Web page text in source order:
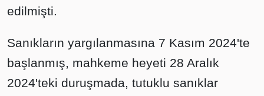
edilmişti.
Sanıkların yargılanmasına 7 Kasım 2024'te
başlanmış, mahkeme heyeti 28 Aralık
2024'teki duruşmada, tutuklu sanıklar